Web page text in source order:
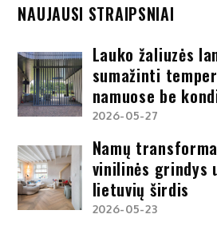
NAUJAUSI STRAIPSNIAI
Lauko žaliuzės
sumažinti
namuose be
2026-05-27
Namų
vinilinės grindys
lietuvių širdis
2026-05-23